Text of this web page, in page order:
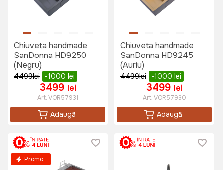
Chiuveta handmade
SanDonna HD9250
(Negru)
4499lei -1000 lei
3499 lei
Art:VOR57931
Adaugă
Chiuveta handmade
SanDonna HD9245
(Auriu)
4499lei -1000 lei
3499 lei
Art:VOR57930
Adaugă
Promo